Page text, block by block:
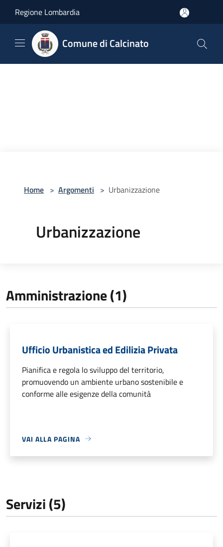
Regione Lombardia
Comune di Calcinato
Home > Argomenti > Urbanizzazione
Urbanizzazione
Amministrazione (1)
Ufficio Urbanistica ed Edilizia Privata
Pianifica e regola lo sviluppo del territorio,
promuovendo un ambiente urbano sostenibile e
conforme alle esigenze della comunità
VAI ALLA PAGINA
Servizi (5)